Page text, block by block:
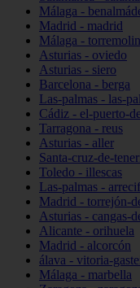
Málaga -
Madrid - madrid
Málaga -
Asturias - oviedo
Asturias - siero
Barcelona - berga
Las-palmas - las-
Cádiz - el-puerto-
Tarragona - reus
Asturias - aller
Santa-cruz-de-
Toledo - illescas
Las-palmas -
Madrid - torrejón-
Asturias - cangas-
Alicante - orihuela
Madrid - alcorcón
álava - vitoria-
Málaga - marbella